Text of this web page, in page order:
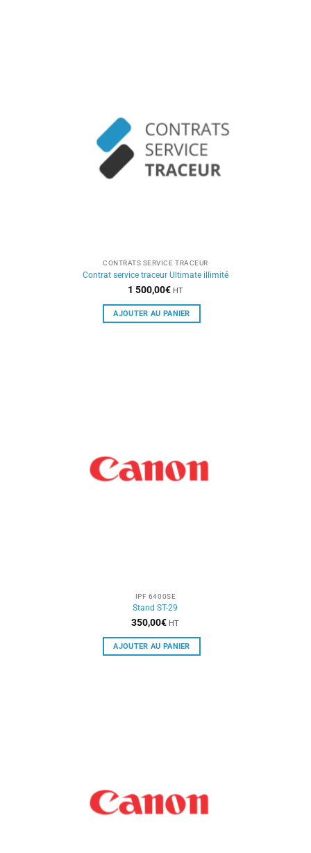
CONTRATS SERVICE TRACEUR
Contrat service traceur Ultimate illimité
1 500,00€ HT
AJOUTER AU PANIER
IPF 6400SE
Stand ST-29
350,00€ HT
AJOUTER AU PANIER